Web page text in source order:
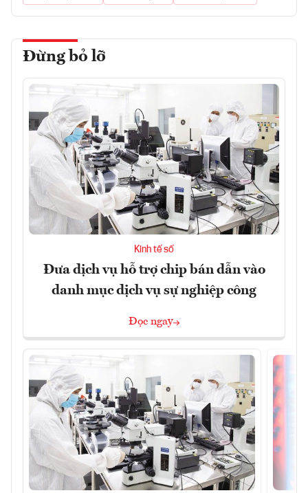
Đừng bỏ lỡ
Kinh tế số
Đưa dịch vụ hỗ trợ chip bán dẫn vào
danh mục dịch vụ sự nghiệp công
Đọc ngay